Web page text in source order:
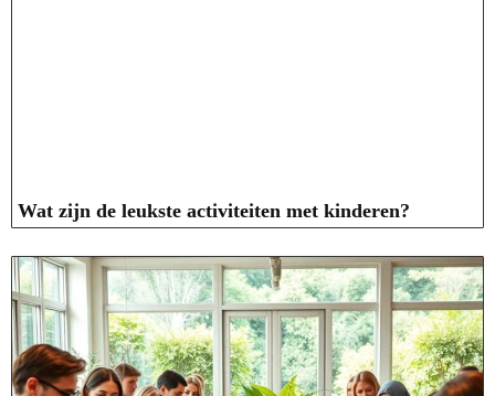
Wat zijn de leukste activiteiten met kinderen?